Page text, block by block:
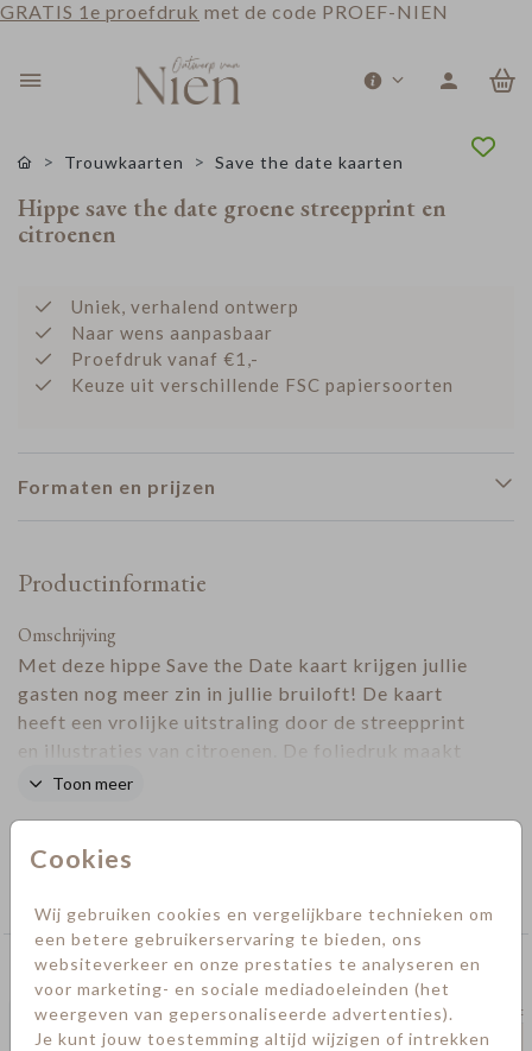
GRATIS 1e proefdruk met de code PROEF-NIEN
Cookies
Wij gebruiken cookies en vergelijkbare technieken om
een betere gebruikerservaring te bieden, ons
websiteverkeer en onze prestaties te analyseren en
voor marketing- en sociale mediadoeleinden (het
weergeven van gepersonaliseerde advertenties).
Je kunt jouw toestemming altijd wijzigen of intrekken
Trouwkaarten Save the date kaarten
Hippe save the date groene streepprint en
citroenen
Uniek, verhalend ontwerp
Naar wens aanpasbaar
Proefdruk vanaf €1,-
Keuze uit verschillende FSC papiersoorten
Formaten en prijzen
Productinformatie
Omschrijving
Met deze hippe Save the Date kaart krijgen jullie
gasten nog meer zin in jullie bruiloft! De kaart
heeft een vrolijke uitstraling door de streepprint
en illustraties van citroenen. De foliedruk maakt
deze kaart helemaal af.
Toon meer
Collectie
Deze kaarten vind je misschien ook leuk
save the date save